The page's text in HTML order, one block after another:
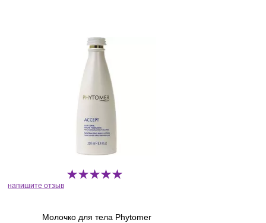
напишите отзыв
Молочко для тела Phytomer